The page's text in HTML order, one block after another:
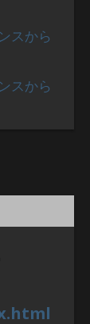
スから
スから